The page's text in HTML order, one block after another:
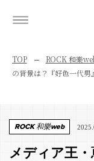
TOP ROCK 和樂
の背景は？『好色一代
ROCK 和樂web
メディア王